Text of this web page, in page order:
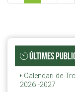
ÚLTIMES
Calendari de
2026 -2027